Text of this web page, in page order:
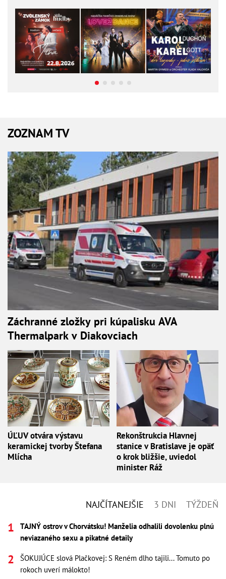
ZOZNAM TV
Záchranné zložky pri kúpalisku AVA
Thermalpark v Diakovciach
ÚĽUV otvára výstavu
keramickej tvorby Štefana
Mlícha
Rekonštrukcia Hlavnej
stanice v Bratislave je opäť
o krok bližšie, uviedol
minister Ráž
NAJČÍTANEJŠIE 3 DNI TÝŽDEŇ
TAJNÝ ostrov v Chorvátsku! Manželia odhalili dovolenku plnú
neviazaného sexu a pikatné detaily
ŠOKUJÚCE slová Plačkovej: S Reném dlho tajili... Tomuto po
rokoch uverí málokto!